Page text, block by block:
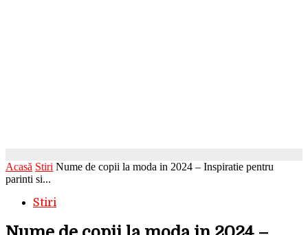
Acasă Stiri Nume de copii la moda in 2024 – Inspiratie pentru
parinti si...
Stiri